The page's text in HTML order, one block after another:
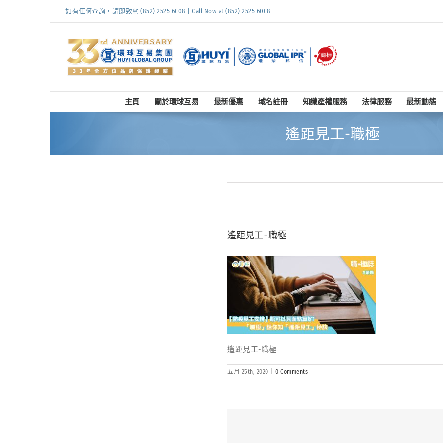
如有任何查詢，請即致電 (852) 2525 6008 | Call Now at (852) 2525 6008
主頁 關於環球互易 最新優惠 域名註冊 知識產權服務 法律服務 最新動態
遙距見工-職極
遙距見工-職極
遙距見工-職極
五月 25th, 2020 0 Comments